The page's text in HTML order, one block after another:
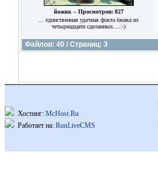
йожик – Просмотров: 827
... единственная удачная фокта ёжика из
четырнадцати сделанных....:-)
Файлов: 40 / Страниц: 3
Хостинг: McHost.Ru
Работает на: RunLiveCMS